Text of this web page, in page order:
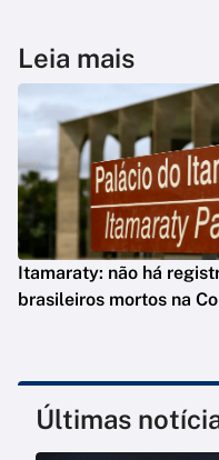
Leia mais
Itamaraty: não há
brasileiros mortos na
Últimas